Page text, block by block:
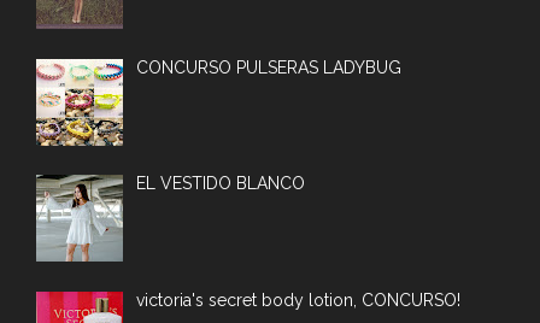
CONCURSO PULSERAS LADYBUG
EL VESTIDO BLANCO
victoria's secret body lotion, CONCURSO!